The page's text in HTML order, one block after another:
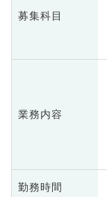
募集科目
業務内容
勤務時間